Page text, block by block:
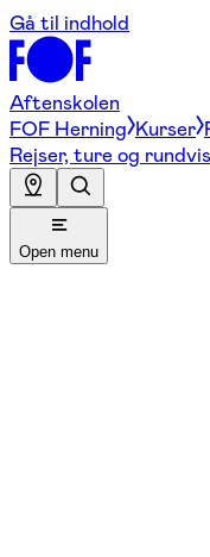
Gå til indhold
Aftenskolen
FOF Herning Kurser
Rejser, ture og
Open menu